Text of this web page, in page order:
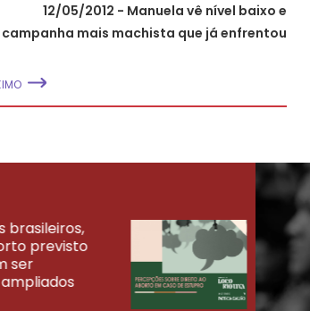
12/05/2012 - Manuela vê nível baixo e
campanha mais machista que já enfrentou
brasileiros,
previsto
ser